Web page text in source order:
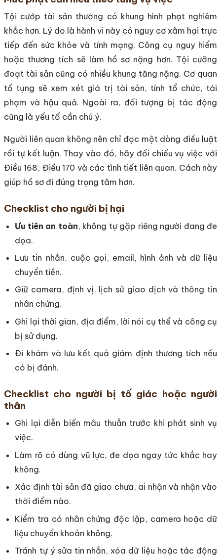
Tội cướp tài sản thường có khung hình phạt nghiêm
khắc hơn. Lý do là hành vi này có nguy cơ xâm hại trực
tiếp đến sức khỏe và tính mạng. Công cụ nguy hiểm
hoặc thương tích sẽ làm hồ sơ nặng hơn. Tội cưỡng
đoạt tài sản cũng có nhiều khung tăng nặng. Cơ quan
tố tụng sẽ xem xét giá trị tài sản, tính tổ chức, tái
phạm và hậu quả. Ngoài ra, đối tượng bị tác động
cũng là yếu tố cần chú ý.
Người liên quan không nên chỉ đọc một dòng điều luật
rồi tự kết luận. Thay vào đó, hãy đối chiếu vụ việc với
Điều 168, Điều 170 và các tình tiết liên quan. Cách này
giúp hồ sơ đi đúng trọng tâm hơn.
Checklist cho người bị hại
Ưu tiên an toàn, không tự gặp riêng người đang đe
dọa.
Lưu tin nhắn, cuộc gọi, email, hình ảnh và dữ liệu
chuyển tiền.
Giữ camera, định vị, lịch sử giao dịch và thông tin
nhân chứng.
Ghi lại thời gian, địa điểm, lời nói cụ thể và công cụ
bị sử dụng.
Đi khám và lưu kết quả giám định thương tích nếu
có bị đánh.
Checklist cho người bị tố giác hoặc người
thân
Ghi lại diễn biến mâu thuẫn trước khi phát sinh vụ
việc.
Làm rõ có dùng vũ lực, đe dọa ngay tức khắc hay
không.
Xác định tài sản đã giao chưa, ai nhận và nhận vào
thời điểm nào.
Kiểm tra có nhân chứng độc lập, camera hoặc dữ
liệu chuyển khoản không.
Tránh tự ý sửa tin nhắn, xóa dữ liệu hoặc tác động